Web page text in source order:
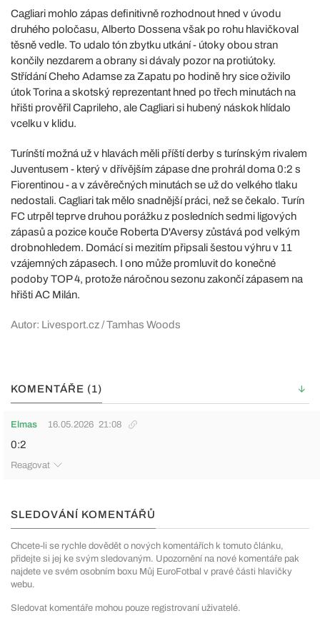
Cagliari mohlo zápas definitivně rozhodnout hned v úvodu
druhého poločasu, Alberto Dossena však po rohu hlavičkoval
těsně vedle. To udalo tón zbytku utkání - útoky obou stran
končily nezdarem a obrany si dávaly pozor na protiútoky.
Střídání Cheho Adamse za Zapatu po hodině hry sice oživilo
útok Torina a skotský reprezentant hned po třech minutách na
hřišti prověřil Caprileho, ale Cagliari si hubený náskok hlídalo
vcelku v klidu.
Turínští možná už v hlavách měli příští derby s turínským rivalem
Juventusem - který v dřívějším zápase dne prohrál doma 0:2 s
Fiorentinou - a v závěrečných minutách se už do velkého tlaku
nedostali. Cagliari tak mělo snadnější práci, než se čekalo. Turín
FC utrpěl teprve druhou porážku z posledních sedmi ligových
zápasů a pozice kouče Roberta D'Aversy zůstává pod velkým
drobnohledem. Domácí si mezitím připsali šestou výhru v 11
vzájemných zápasech. I ono může promluvit do konečné
podoby TOP 4, protože náročnou sezonu zakončí zápasem na
hřišti AC Milán.
Autor: Livesport.cz / Tamhas Woods
KOMENTÁŘE (1)
Elmas 16.05.2026 21:08
0:2
Reagovat
SLEDOVÁNÍ KOMENTÁŘŮ
Chcete-li se rychle dovědět o nových komentářích k tomuto článku,
přidejte si jej ke svým sledovaným. Upozornění na nové komentáře pak
najdete ve svém osobním boxu Můj EuroFotbal v pravé části hlavičky
webu.
Sledovat komentáře mohou pouze registrovaní uživatelé.